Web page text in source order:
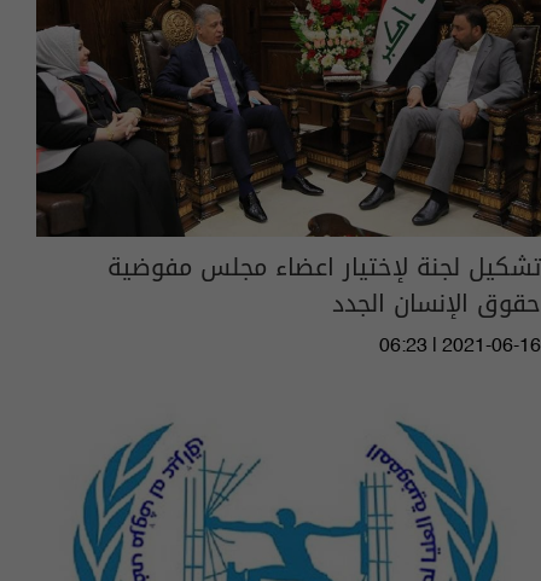
تشكيل لجنة لإختيار اعضاء مجلس مفوضية
حقوق الإنسان الجدد
06:23 | 2021-06-16